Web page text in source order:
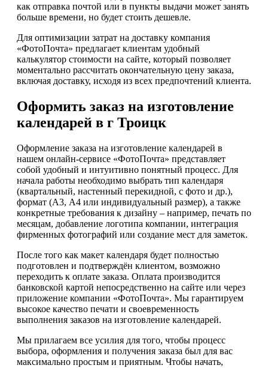
как отправка почтой или в пункты выдачи может занять
больше времени, но будет стоить дешевле.
Для оптимизации затрат на доставку компания
«ФотоПочта» предлагает клиентам удобный
калькулятор стоимости на сайте, который позволяет
моментально рассчитать окончательную цену заказа,
включая доставку, исходя из всех предпочтений клиента.
Оформить заказ на изготовление
календарей в г Троицк
Оформление заказа на изготовление календарей в
нашем онлайн-сервисе «ФотоПочта» представляет
собой удобный и интуитивно понятный процесс. Для
начала работы необходимо выбрать тип календаря
(квартальный, настенный перекидной, с фото и др.),
формат (А3, А4 или индивидуальный размер), а также
конкретные требования к дизайну – например, печать по
месяцам, добавление логотипа компании, интеграция
фирменных фотографий или создание мест для заметок.
После того как макет календаря будет полностью
подготовлен и подтверждён клиентом, возможно
переходить к оплате заказа. Оплата производится
банковской картой непосредственно на сайте или через
приложение компании «ФотоПочта». Мы гарантируем
высокое качество печати и своевременность
выполнения заказов на изготовление календарей.
Мы прилагаем все усилия для того, чтобы процесс
выбора, оформления и получения заказа был для вас
максимально простым и приятным. Чтобы начать,